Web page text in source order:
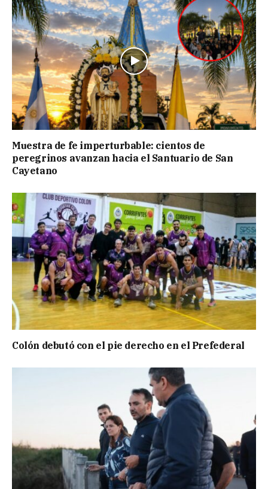
Muestra de fe imperturbable: cientos de
peregrinos avanzan hacia el Santuario de San
Cayetano
Colón debutó con el pie derecho en el Prefederal